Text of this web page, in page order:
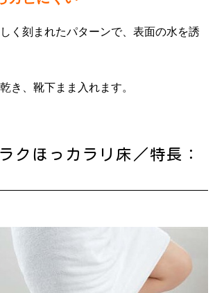
く刻まれたパターンで、表面の水を誘
き、靴下まま入れます。
クほっカラリ床／特長：